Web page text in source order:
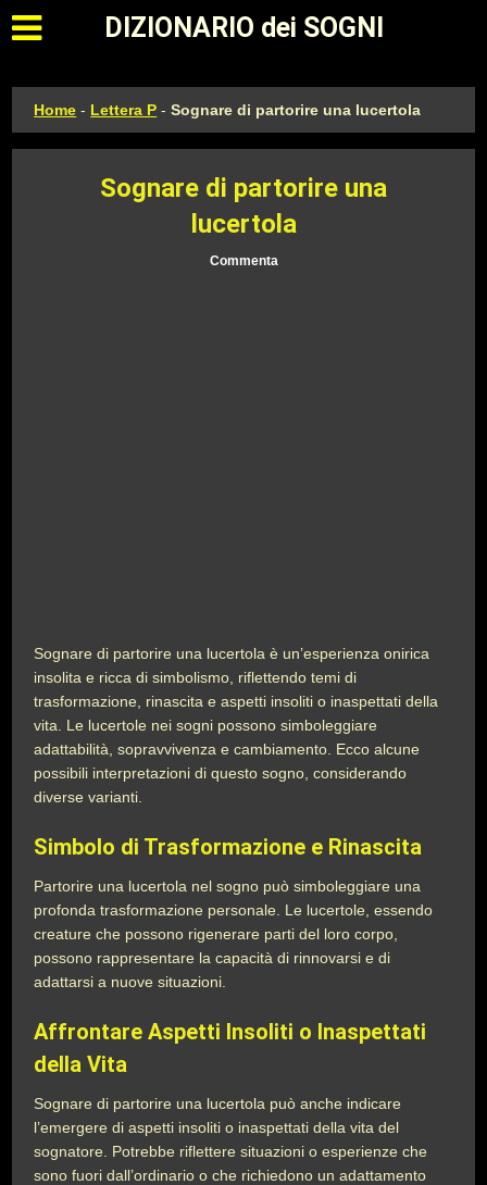
Apri il menu principale
DIZIONARIO dei SOGNI
Home - Lettera P -Sognare di partorire una lucertola
Sognare di partorire una
lucertola
Commenta
Sognare di partorire una lucertola è un’esperienza onirica
insolita e ricca di simbolismo, riflettendo temi di
trasformazione, rinascita e aspetti insoliti o inaspettati della
vita. Le lucertole nei sogni possono simboleggiare
adattabilità, sopravvivenza e cambiamento. Ecco alcune
possibili interpretazioni di questo sogno, considerando
diverse varianti.
Simbolo di Trasformazione e Rinascita
Partorire una lucertola nel sogno può simboleggiare una
profonda trasformazione personale. Le lucertole, essendo
creature che possono rigenerare parti del loro corpo,
possono rappresentare la capacità di rinnovarsi e di
adattarsi a nuove situazioni.
Affrontare Aspetti Insoliti o Inaspettati
della Vita
Sognare di partorire una lucertola può anche indicare
l’emergere di aspetti insoliti o inaspettati della vita del
sognatore. Potrebbe riflettere situazioni o esperienze che
sono fuori dall’ordinario o che richiedono un adattamento